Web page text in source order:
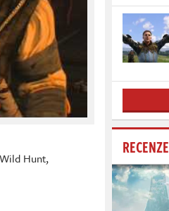
Hunt,
RECENZE